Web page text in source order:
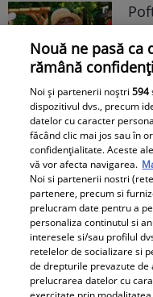
Nouă ne pasă ca
rămână
Noi și partenerii noștri594
dispozitivul dvs., precum
datelor cu caracter
făcând clic mai jos sau în
confidențialitate. Aceste
vă vor afecta navigarea.
Noi si partenerii nostri
partenere, precum si
prelucram date pentru a
personaliza continutul si
interesele si/sau profilul
retelelor de socializare si
de drepturile prevazute de
prelucrarea datelor cu